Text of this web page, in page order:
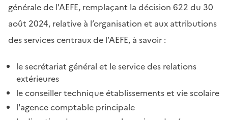
générale de l'AEFE, remplaçant la décision 622 du 30
août 2024, relative à l’organisation et aux attributions
des services centraux de l’AEFE, à savoir :
le secrétariat général et le service des relations
extérieures
le conseiller technique établissements et vie scolaire
l'agence comptable principale